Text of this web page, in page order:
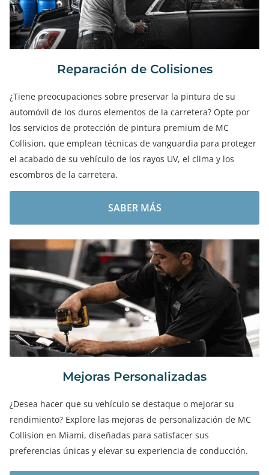
Reparación de Colisiones
¿Tiene preocupaciones sobre preservar la pintura de su
automóvil de los duros elementos de la carretera? Opte por
los servicios de protección de pintura premium de MC
Collision, que emplean técnicas de vanguardia para proteger
el acabado de su vehículo de los rayos UV, el clima y los
escombros de la carretera.
SABER MÁS
Mejoras Personalizadas
¿Desea hacer que su vehículo se destaque o mejorar su
rendimiento? Explore las mejoras de personalización de MC
Collision en Miami, diseñadas para satisfacer sus
preferencias únicas y elevar su experiencia de conducción.